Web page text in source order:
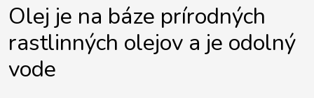
Olej je na báze prírodných
rastlinných olejov a je odolný
vode